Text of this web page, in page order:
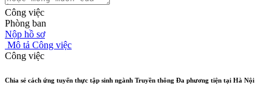
Công việc
Phòng ban
Nộp hồ sơ
Mô tả Công việc
Công việc
Chia sẻ cách ứng tuyển thực tập sinh ngành Truyền thông Đa phương tiện tại Hà Nội